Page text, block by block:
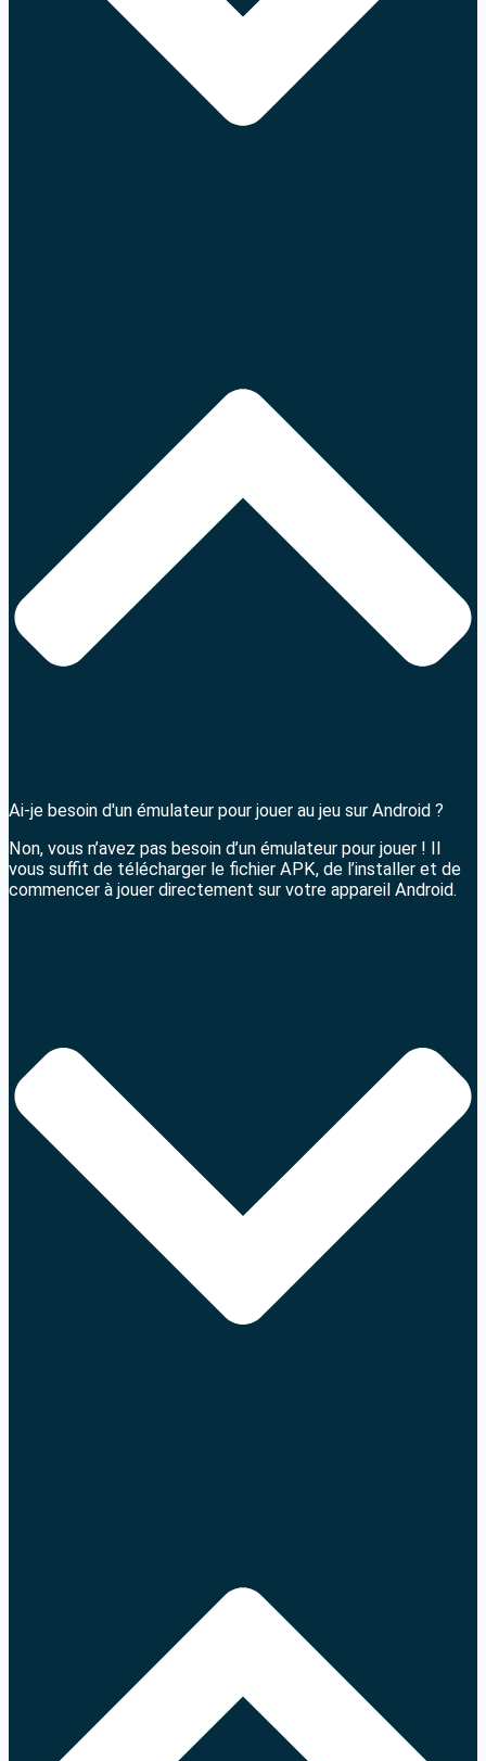
Ai-je besoin d'un émulateur pour jouer au jeu sur Android ?
Non, vous n’avez pas besoin d’un émulateur pour jouer ! Il
vous suffit de télécharger le fichier APK, de l’installer et de
commencer à jouer directement sur votre appareil Android.